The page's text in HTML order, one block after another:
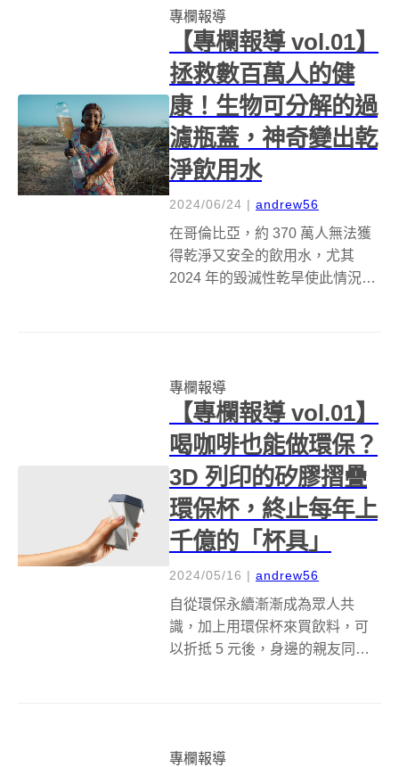
Du，聯手創造出一款專為夏...
專欄報導
【專欄報導 vol.01】
拯救數百萬人的健
康！生物可分解的過
濾瓶蓋，神奇變出乾
淨飲用水
2024/06/24 | andrew56
在哥倫比亞，約 370 萬人無法獲
得乾淨又安全的飲用水，尤其
2024 年的毀滅性乾旱使此情況更
於開發基礎設施和技術解決方案
的科學...
專欄報導
【專欄報導 vol.01】
喝咖啡也能做環保？
3D 列印的矽膠摺疊
環保杯，終止每年上
千億的「杯具」
2024/05/16 | andrew56
自從環保永續漸漸成為眾人共
識，加上用環保杯來買飲料，可
以折抵 5 元後，身邊的親友同事
塗層，讓它無法被有效回收，所
專欄報導